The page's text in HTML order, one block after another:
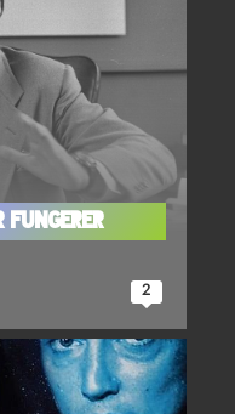
fungerer
2